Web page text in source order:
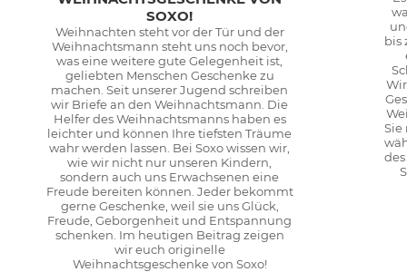
SOXO!
Weihnachten steht vor der Tür und der
Weihnachtsmann steht uns noch bevor,
was eine weitere gute Gelegenheit ist,
geliebten Menschen Geschenke zu
machen. Seit unserer Jugend schreiben
wir Briefe an den Weihnachtsmann. Die
Helfer des Weihnachtsmanns haben es
leichter und können Ihre tiefsten Träume
wahr werden lassen. Bei Soxo wissen wir,
wie wir nicht nur unseren Kindern,
sondern auch uns Erwachsenen eine
Freude bereiten können. Jeder bekommt
gerne Geschenke, weil sie uns Glück,
Freude, Geborgenheit und Entspannung
schenken. Im heutigen Beitrag zeigen
wir euch originelle
Weihnachtsgeschenke von Soxo!
bis
Sie